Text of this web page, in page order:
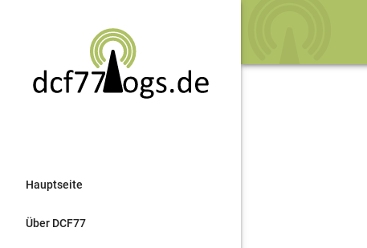
Hauptseite
Über DCF77